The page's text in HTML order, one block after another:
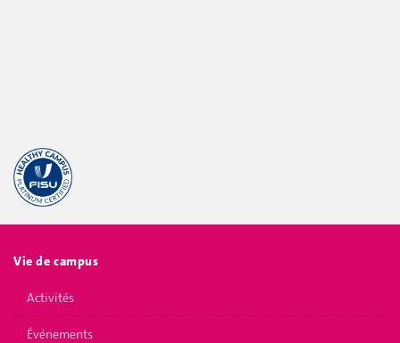
Vie de campus
Activités
Événements